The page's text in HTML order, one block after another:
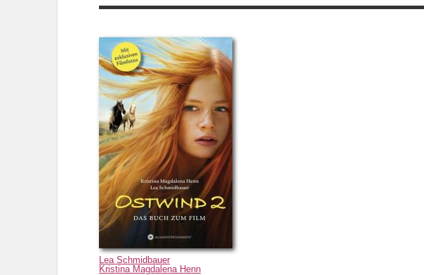
Lea Schmidbauer
Kristina Magdalena Henn